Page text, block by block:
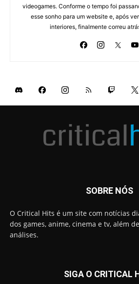
videogames. Conforme o tempo foi
esse sonho para um website e, após
interiores, finalmente correu
SOBRE NÓS
O Critical Hits é um site com notícias
dos games, anime, cinema e tv, além
análises.
SIGA O CRITICAL